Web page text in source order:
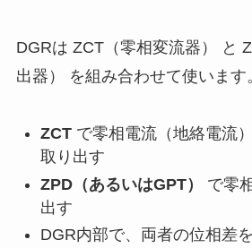
DGRは ZCT（零相変流器） と
出器） を組み合わせて使います
ZCTで零相電流（地絡電流
取り出す
ZPD（あるいはGPT）
で零
出す
DGR内部で、両者の位相差